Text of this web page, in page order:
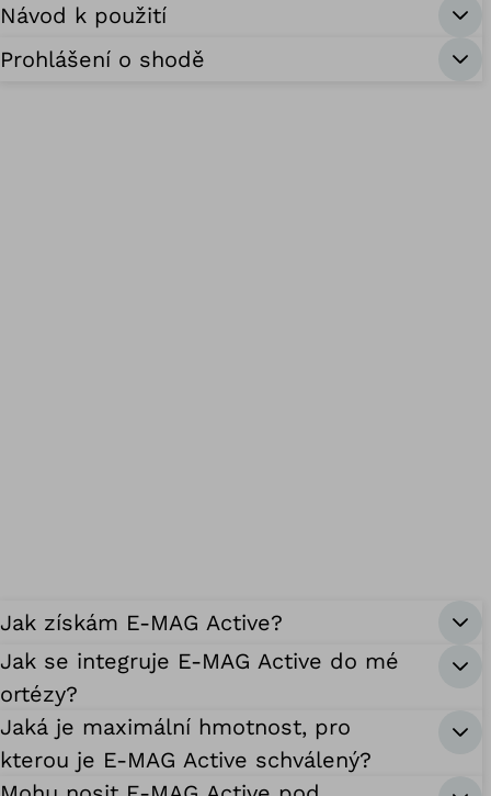
Návod k použití
Prohlášení o shodě
Jak získám E-MAG Active?
Jak se integruje E-MAG Active do mé
ortézy?
Jaká je maximální hmotnost, pro
kterou je E-MAG Active schválený?